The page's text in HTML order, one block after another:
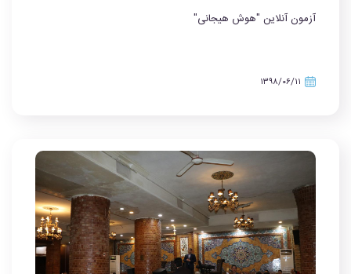
آزمون آنلاین "هوش هیجانی"
۱۳۹۸/۰۶/۱۱